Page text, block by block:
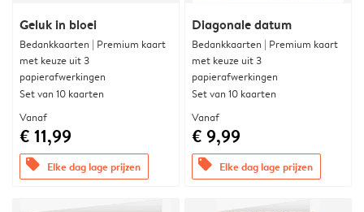
Geluk in bloei
Bedankkaarten | Premium kaart
met keuze uit 3
papierafwerkingen
Set van 10 kaarten
Vanaf
€ 11,99
offers Elke dag lage prijzen
Diagonale datum
Bedankkaarten | Premium kaart
met keuze uit 3
papierafwerkingen
Set van 10 kaarten
Vanaf
€ 9,99
offers Elke dag lage prijzen